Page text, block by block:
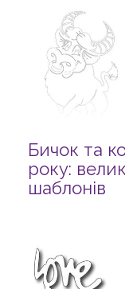
Бичок та
року:
шаблонів